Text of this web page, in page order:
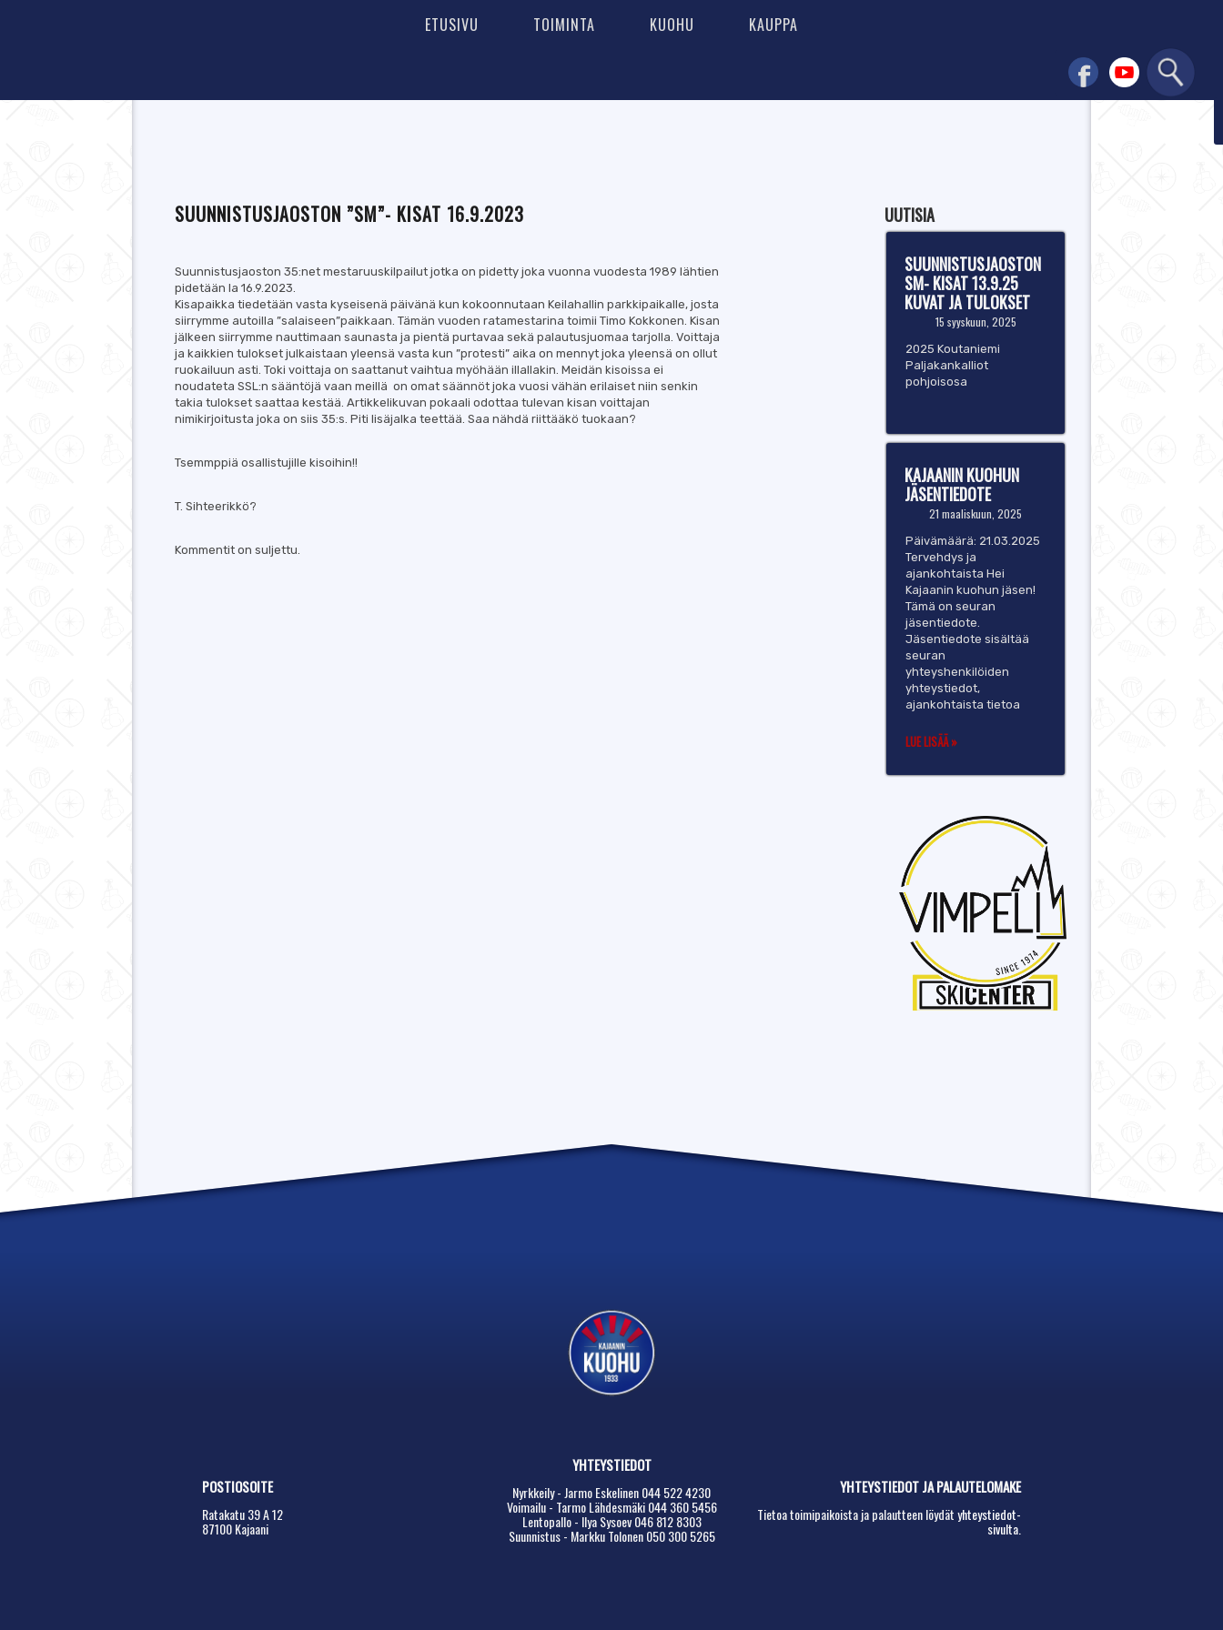
ETUSIVU TOIMINTA KUOHU KAUPPA
SUUNNISTUSJAOSTON ”SM”- KISAT 16.9.2023
Suunnistusjaoston 35:net mestaruuskilpailut jotka on pidetty joka vuonna vuodesta 1989 lähtien
pidetään la 16.9.2023.
Kisapaikka tiedetään vasta kyseisenä päivänä kun kokoonnutaan Keilahallin parkkipaikalle, josta
siirrymme autoilla ”salaiseen”paikkaan. Tämän vuoden ratamestarina toimii Timo Kokkonen. Kisan
jälkeen siirrymme nauttimaan saunasta ja pientä purtavaa sekä palautusjuomaa tarjolla. Voittaja
ja kaikkien tulokset julkaistaan yleensä vasta kun ”protesti” aika on mennyt joka yleensä on ollut
ruokailuun asti. Toki voittaja on saattanut vaihtua myöhään illallakin. Meidän kisoissa ei
noudateta SSL:n sääntöjä vaan meillä on omat säännöt joka vuosi vähän erilaiset niin senkin
takia tulokset saattaa kestää. Artikkelikuvan pokaali odottaa tulevan kisan voittajan
nimikirjoitusta joka on siis 35:s. Piti lisäjalka teettää. Saa nähdä riittääkö tuokaan?
Tsemmppiä osallistujille kisoihin!!
T. Sihteerikkö?
Kommentit on suljettu.
UUTISIA
SUUNNISTUSJAOSTON
SM- KISAT 13.9.25
KUVAT JA TULOKSET
15 syyskuun, 2025
2025 Koutaniemi
Paljakankalliot
pohjoisosa
KAJAANIN KUOHUN
JÄSENTIEDOTE
21 maaliskuun, 2025
Päivämäärä: 21.03.2025
Tervehdys ja
ajankohtaista Hei
Kajaanin kuohun jäsen!
Tämä on seuran
jäsentiedote.
Jäsentiedote sisältää
seuran
yhteyshenkilöiden
yhteystiedot,
ajankohtaista tietoa
LUE LISÄÄ »
POSTIOSOITE
Ratakatu 39 A 12
87100 Kajaani
YHTEYSTIEDOT
Nyrkkeily - Jarmo Eskelinen 044 522 4230
Voimailu - Tarmo Lähdesmäki 044 360 5456
Lentopallo - Ilya Sysoev 046 812 8303
Suunnistus - Markku Tolonen 050 300 5265
YHTEYSTIEDOT JA PALAUTELOMAKE
Tietoa toimipaikoista ja palautteen löydätyhteystiedot-
sivulta.